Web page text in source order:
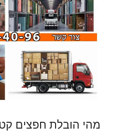
מהי הובלת חפצים